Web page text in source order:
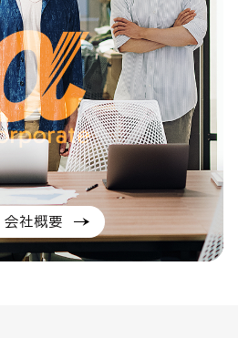
会社概要